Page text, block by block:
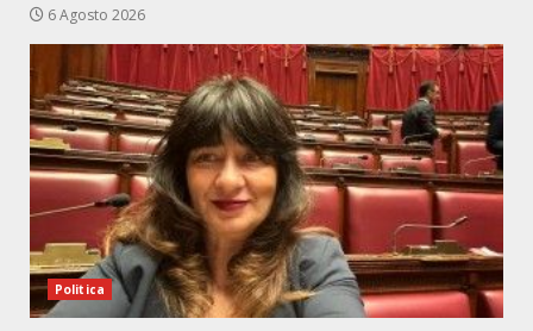
6 Agosto 2026
Politica